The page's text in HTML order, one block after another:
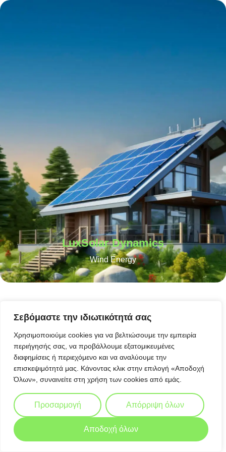
Σεβόμαστε την ιδιωτικότητά σας
Χρησιμοποιούμε cookies για να βελτιώσουμε την εμπειρία
περιήγησής σας, να προβάλλουμε εξατομικευμένες
διαφημίσεις ή περιεχόμενο και να αναλύουμε την
επισκεψιμότητά μας. Κάνοντας κλικ στην επιλογή «Αποδοχή
Όλων», συναινείτε στη χρήση των cookies από εμάς.
Προσαρμογή Απόρριψη όλων
Αποδοχή όλων
LuxSolar Dynamics
Wind Energy